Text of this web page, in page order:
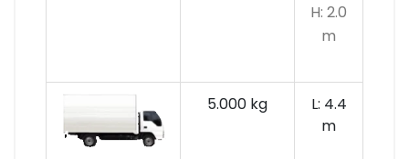
H: 2.0
m
5.000 kg
L: 4.4
m